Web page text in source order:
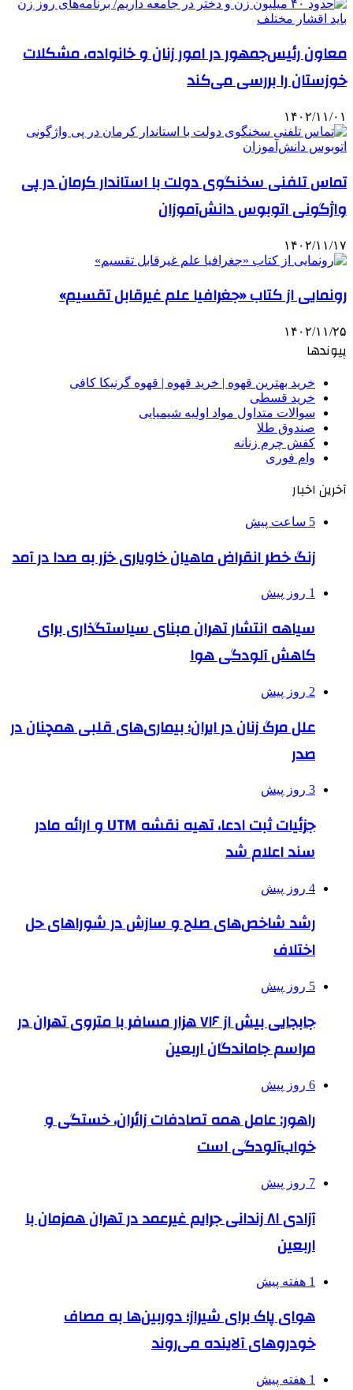
معاون رئیس‌جمهور در امور زنان و خانواده، مشکلات
خوزستان را بررسی می‌کند
۱۴۰۲/۱۱/۰۱
تماس تلفنی سخنگوی دولت با استاندار کرمان در پی
واژگونی اتوبوس دانش‌آموزان
۱۴۰۲/۱۱/۱۷
رونمایی از کتاب «جغرافیا علم غیرقابل تقسیم»
۱۴۰۲/۱۱/۲۵
پیوندها
خرید بهترین قهوه | خرید قهوه | قهوه گرنیکا کافی
خرید قسطی
سوالات متداول مواد اولیه شیمیایی
صندوق طلا
کفش چرم زنانه
وام فوری
آخرین اخبار
5 ساعت پیش
زنگ خطر انقراض ماهیان خاویاری خزر به صدا در آمد
1 روز پیش
سیاهه انتشار تهران مبنای سیاستگذاری برای
کاهش آلودگی هوا
2 روز پیش
علل مرگ زنان در ایران؛ بیماری‌های قلبی همچنان در
صدر
3 روز پیش
جزئیات ثبت ادعا، تهیه نقشه UTM و ارائه مادر
سند اعلام شد
4 روز پیش
رشد شاخص‌های صلح و سازش در شوراهای حل
اختلاف
5 روز پیش
جابجایی بیش از ۷۱۶ هزار مسافر با متروی تهران در
مراسم جاماندگان اربعین
6 روز پیش
راهور: عامل همه تصادفات زائران، خستگی و
خواب‌آلودگی است
7 روز پیش
آزادی ۸۱ زندانی جرایم غیرعمد در تهران همزمان با
اربعین
1 هفته پیش
هوای پاک برای شیراز؛ دوربین‌ها به مصاف
خودروهای آلاینده می‌روند
1 هفته پیش